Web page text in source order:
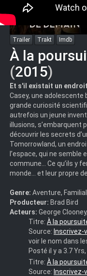
Trailer Trakt Imdb
À la
(2015)
Et s'il existait un
Casey, une adolescente
grande curiosité
autrefois un jeune
illusions, s’embarquent
découvrir les secrets
Tomorrowland, un
l’espace, qui ne semble
commune... Ce qu’ils y
monde… et leur propre
Genre: Aventure,
Producteur: Brad Bird
Acteurs: George
(2015).1080p.FRENCH
Titre: À la
Source: Inscrivez-
voir le nom dans
Posté il y a 3.7 Yrs,
Titre: À la
Source: Inscrivez-